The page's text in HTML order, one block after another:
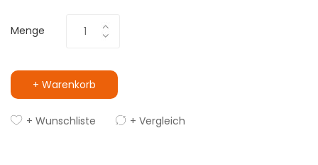
Menge
+ Warenkorb
+ Wunschliste + Vergleich